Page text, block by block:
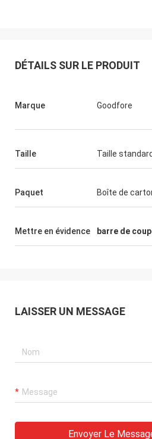
très bonne et a été recommandée aux
amis.
DÉTAILS SUR LE PRODUIT
Marque Goodfore
Taille Taille standard
Paquet Boîte de
Mettre en évidence barre de
LAISSER UN MESSAGE
Envoyer Le